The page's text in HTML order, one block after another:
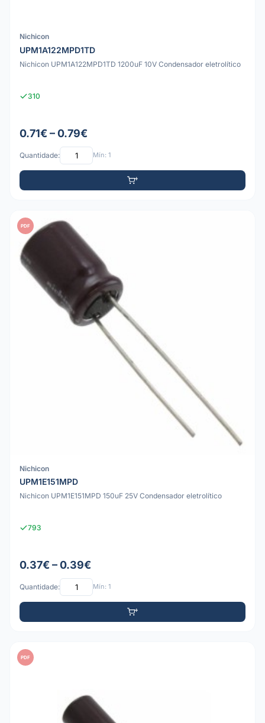
Nichicon
UPM1A122MPD1TD
Nichicon UPM1A122MPD1TD 1200uF 10V Condensador eletrolítico
310
0.71€ – 0.79€
Quantidade: Mín: 1
PDF
Nichicon
UPM1E151MPD
Nichicon UPM1E151MPD 150uF 25V Condensador eletrolítico
793
0.37€ – 0.39€
Quantidade: Mín: 1
PDF